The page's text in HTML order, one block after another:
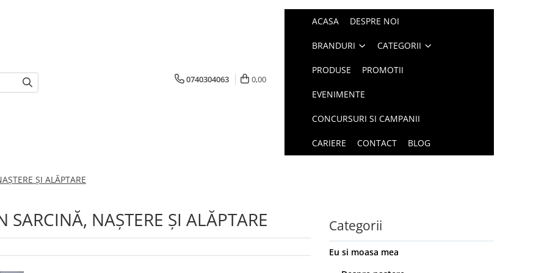
0740304063 0,00
ACASA DESPRE NOI
BRANDURI CATEGORII
PRODUSE PROMOTII
EVENIMENTE
CONCURSURI SI CAMPANII
CARIERE CONTACT BLOG
ȘI ALĂPTARE
NAȘTERE ȘI ALĂPTARE Categorii
Eu si moasa mea